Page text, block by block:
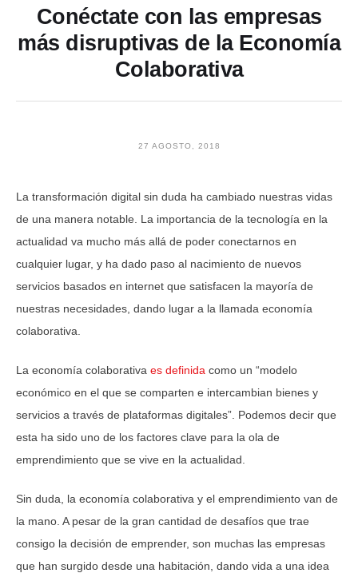
Conéctate con las empresas
más disruptivas de la Economía
Colaborativa
27 AGOSTO, 2018
La transformación digital sin duda ha cambiado nuestras vidas
de una manera notable. La importancia de la tecnología en la
actualidad va mucho más allá de poder conectarnos en
cualquier lugar, y ha dado paso al nacimiento de nuevos
servicios basados en internet que satisfacen la mayoría de
nuestras necesidades, dando lugar a la llamada economía
colaborativa.
La economía colaborativa es definida como un “modelo
económico en el que se comparten e intercambian bienes y
servicios a través de plataformas digitales”. Podemos decir que
esta ha sido uno de los factores clave para la ola de
emprendimiento que se vive en la actualidad.
Sin duda, la economía colaborativa y el emprendimiento van de
la mano. A pesar de la gran cantidad de desafíos que trae
consigo la decisión de emprender, son muchas las empresas
que han surgido desde una habitación, dando vida a una idea